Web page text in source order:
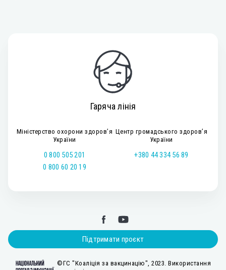
Гаряча лінія
Міністерство охорони здоров’я
України
0 800 505 201
0 800 60 20 19
Центр громадського здоров’я
України
+380 44 334 56 89
Підтримати проєкт
©ГС "Коаліція за вакцинацію", 2023. Використання